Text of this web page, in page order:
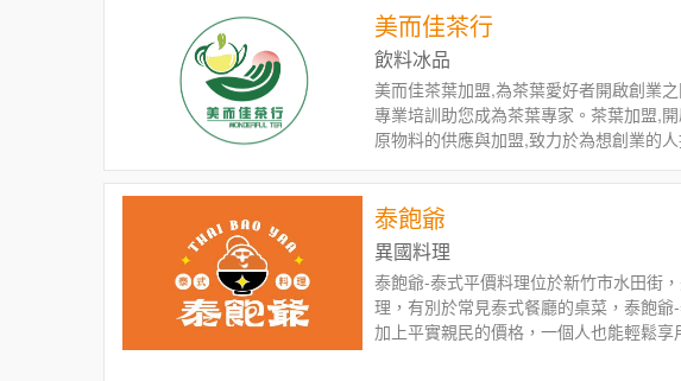
美而佳茶行
飲料冰品
美而佳茶葉加盟,為茶葉愛好者開啟創業
專業培訓助您成為茶葉專家。茶葉加盟,
原物料的供應與加盟,致力於為想創業的
會。
泰飽爺
異國料理
泰飽爺-泰式平價料理位於新竹市水田街
理，有別於常見泰式餐廳的桌菜，泰飽爺
加上平實親民的價格，一個人也能輕鬆